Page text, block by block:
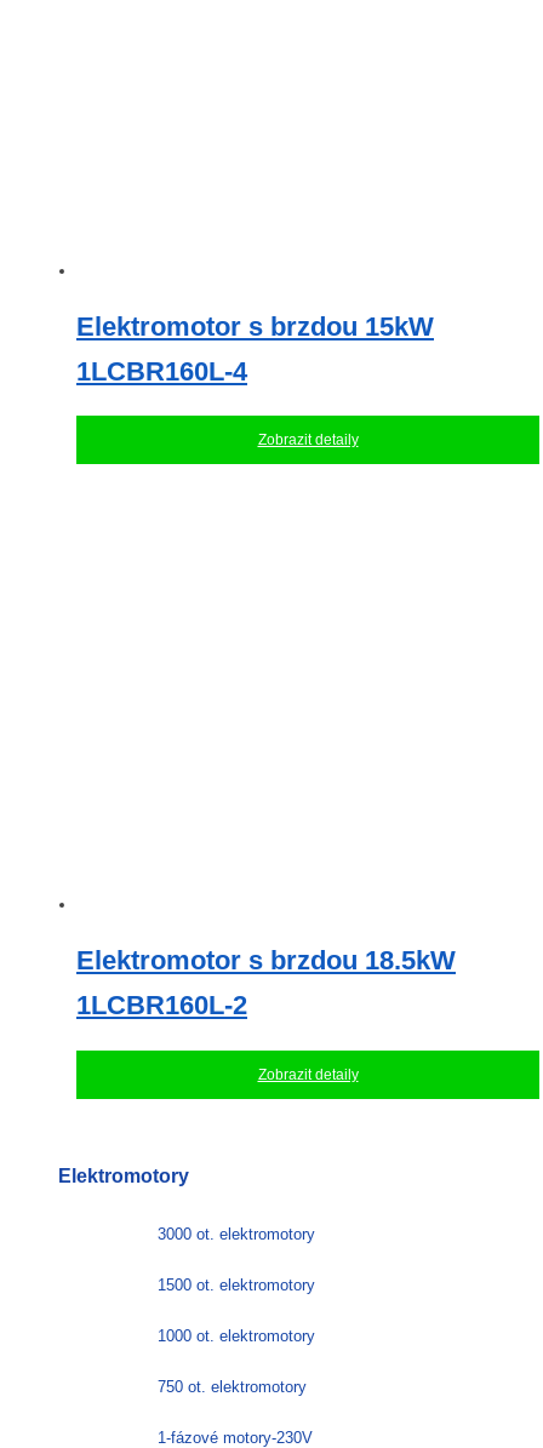
Elektromotor s brzdou 15kW
1LCBR160L-4
Zobrazit detaily
Elektromotor s brzdou 18.5kW
1LCBR160L-2
Zobrazit detaily
Elektromotory
3000 ot. elektromotory
1500 ot. elektromotory
1000 ot. elektromotory
750 ot. elektromotory
1-fázové motory-230V